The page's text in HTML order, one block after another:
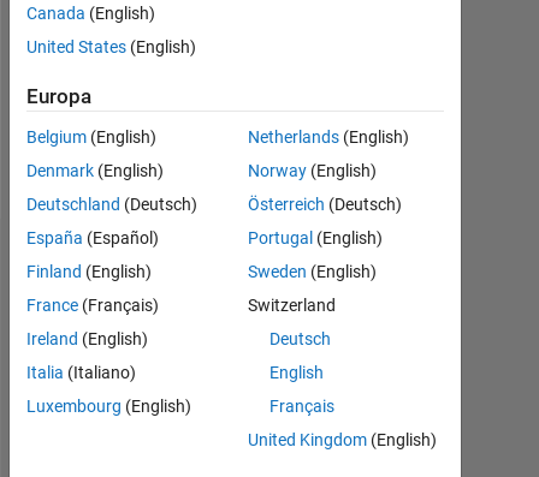
0
Statistik
-2
-1 2
3
Canada (English)
United States (English)
Europa
Belgium (English)
Denmark (English)
Deutschland (Deutsch)
España (Español)
Finland (English)
France (Français)
Ireland (English)
Italia (Italiano)
Luxembourg (English)
Netherlands (English)
Norway (English)
Österreich (Deutsch)
Portugal (English)
Sweden (English)
Switzerland
Deutsch
English
Français
United Kingdom (English)